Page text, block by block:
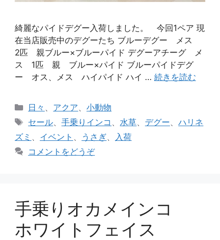
綺麗なパイドデグー入荷しました。 今回1ペア 現
在当店販売中のデグーたち ブルーデグー メス
2匹 親ブルー×ブルーパイド デグーアチーグ メ
ス 1匹 親 ブルー×パイド ブルーパイドデグ
ー オス、メス ハイパイド ハイ … 続きを読む
カ
テ
リ
ー
日々 、 アクア、小動物
タ
グ
セール、手乗りインコ 、 水草、 デグー、ハリネ
ズミ 、 イベント 、 うさぎ、
入荷
コメントをどうぞ
手乗りオカメインコ
ホワイトフェイス